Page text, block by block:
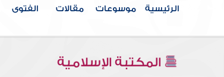
الرئيسية موسوعات مقالات الفتوى
المكتبة الإسلامية